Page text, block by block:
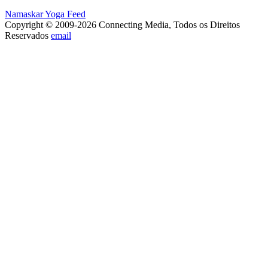
Namaskar Yoga Feed
Copyright © 2009-2026 Connecting Media, Todos os Direitos
Reservados email